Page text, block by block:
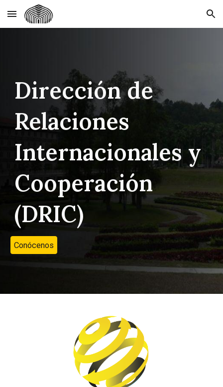
Skip to main content Skip to navigation
Dirección de
Relaciones
Internacionales y
Cooperación
(DRIC)
Conócenos